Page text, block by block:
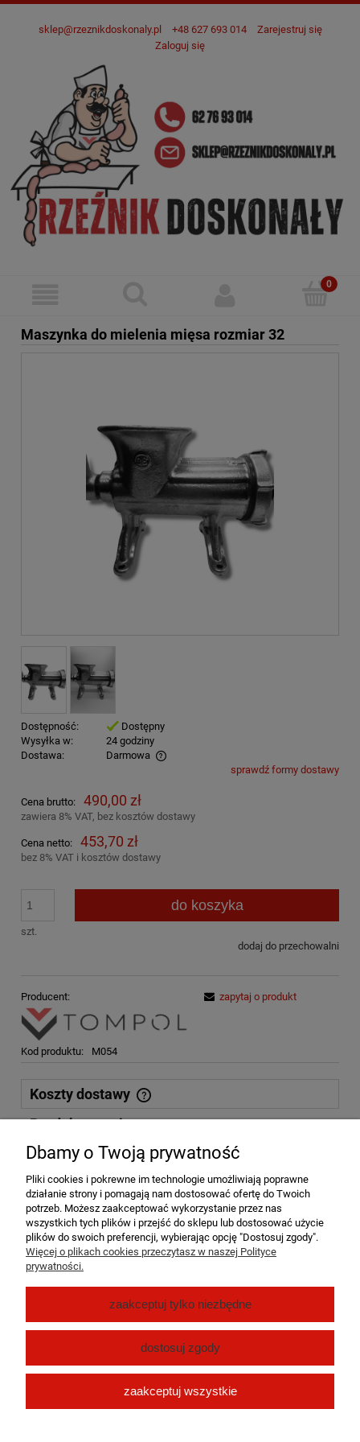
sklep@rzeznikdoskonaly.pl +48 627 693 014
Zarejestruj się
Zaloguj się
Maszynka do mielenia mięsa rozmiar 32
Dostępność:
Dostępny
Wysyłka w:
24 godziny
Dostawa:
Darmowa
Cena nie zawiera ewentualnych kosztów płatnościsprawdź formy dostawy
Cena brutto: 490,00 zł
zawiera 8% VAT, bez kosztów dostawy
Cena netto: 453,70 zł
bez 8% VAT i kosztów dostawy
szt.
do koszyka
dodaj do przechowalni
Producent:
Kod produktu: M054
zapytaj o produkt
Koszty dostawy
Cena nie zawiera ewentualnych kosztów płatności
Produkty powiązane
Kurier DPD
Paczkomat InPost 24/7
Odbiór osobisty Dębe Kolonia ((Dębe Kolonia 8a,
Dębe Kolonia 62-860))
0,00 zł
Pomoc
Moje konto
Płatności i dostawa
Dbamy o Twoją prywatność
Pliki cookies i pokrewne im technologie umożliwiają poprawne
działanie strony i pomagają nam dostosować ofertę do Twoich
potrzeb. Możesz zaakceptować wykorzystanie przez nas
wszystkich tych plików i przejść do sklepu lub dostosować użycie
plików do swoich preferencji, wybierając opcję "Dostosuj zgody".
Więcej o plikach cookies przeczytasz w naszej Polityce
prywatności.
zaakceptuj tylko niezbędne
dostosuj zgody
zaakceptuj wszystkie